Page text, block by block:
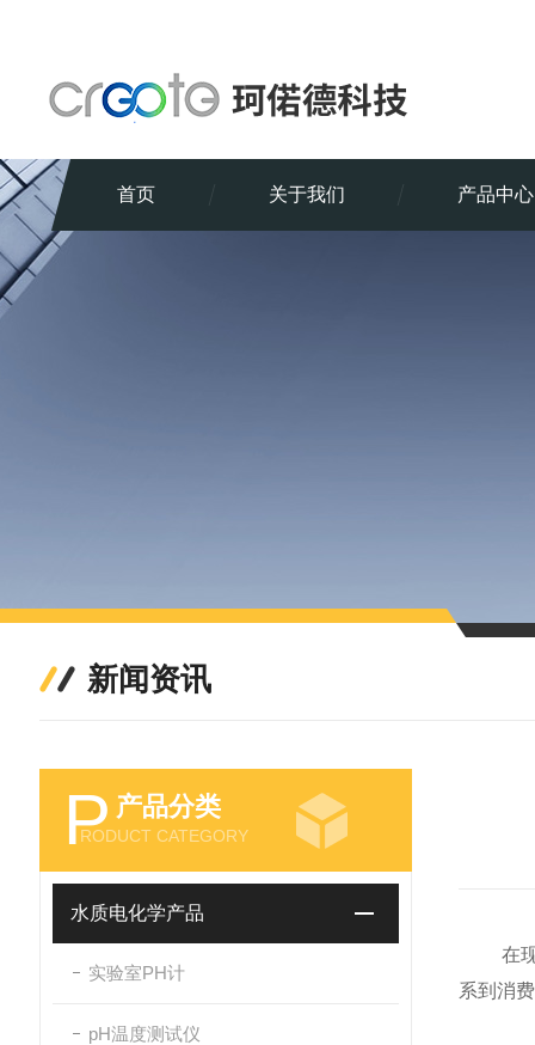
首页 关于我们 产品中心
新闻资讯
P 产品分类
RODUCT CATEGORY
水质电化学产品
实验室PH计
pH温度测试仪
在现代
系到消